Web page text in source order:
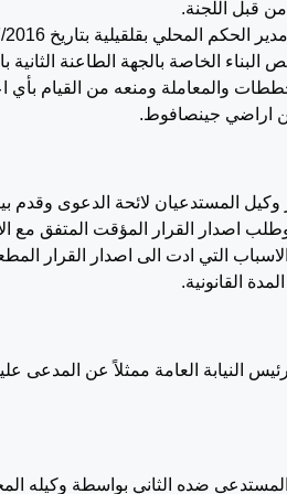
من قبل اللجنة.
البناء الخاصة بالجهة الطاعنة
وطلب اصدار القرار المؤقت المتفق
التي ادت الى اصدار القرار
القانونية.
10/10/2016 قدم رئيس النيابة العامة ممثلاً
13/10/2016 قدم المستدعى ضده الثاني